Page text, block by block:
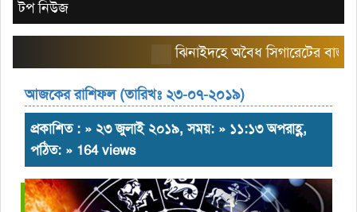
টপ নিউজ
ঝিনাইদহে অবৈধ সিগারেটের বাজার
আজকের রাশিফল (তারিখঃ ২৩-০৭-২০১৯)
প্রকাশিত : » ২৩ জুলাই ২০১৯, সময়: » ১১:১৩ অপরাহ্ণ,
পঠিত: » 164 views